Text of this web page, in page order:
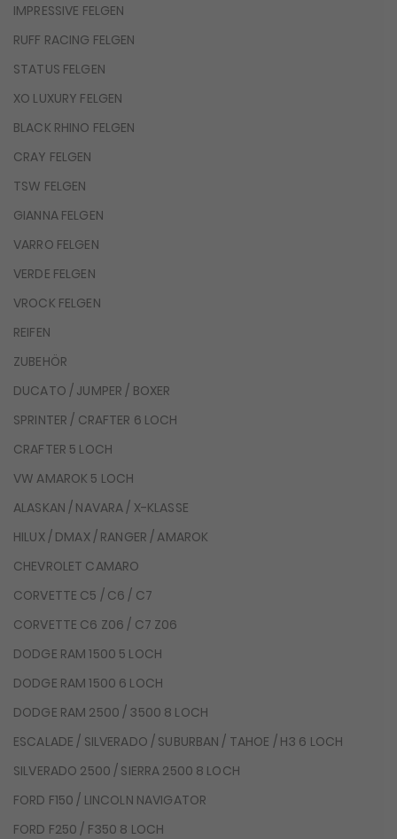
IMPRESSIVE FELGEN
RUFF RACING FELGEN
STATUS FELGEN
XO LUXURY FELGEN
BLACK RHINO FELGEN
CRAY FELGEN
TSW FELGEN
GIANNA FELGEN
VARRO FELGEN
VERDE FELGEN
VROCK FELGEN
REIFEN
ZUBEHÖR
DUCATO / JUMPER / BOXER
SPRINTER / CRAFTER 6 LOCH
CRAFTER 5 LOCH
VW AMAROK 5 LOCH
ALASKAN / NAVARA / X-KLASSE
HILUX / DMAX / RANGER / AMAROK
CHEVROLET CAMARO
CORVETTE C5 / C6 / C7
CORVETTE C6 Z06 / C7 Z06
DODGE RAM 1500 5 LOCH
DODGE RAM 1500 6 LOCH
DODGE RAM 2500 / 3500 8 LOCH
ESCALADE / SILVERADO / SUBURBAN / TAHOE / H3 6 LOCH
SILVERADO 2500 / SIERRA 2500 8 LOCH
FORD F150 / LINCOLN NAVIGATOR
FORD F250 / F350 8 LOCH